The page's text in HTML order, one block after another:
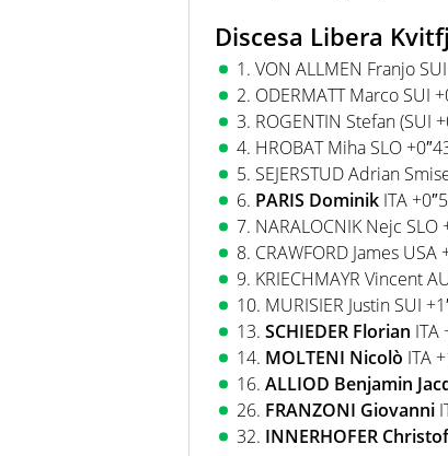
Discesa Libera
1. VON ALLMEN Franjo SUI
2. ODERMATT Marco SUI
3. ROGENTIN Stefan (SUI
4. HROBAT Miha SLO
5. SEJERSTUD Adrian
6. PARIS Dominik ITA
7. NARALOCNIK Nejc SLO
8. CRAWFORD James USA
9. KRIECHMAYR Vincent
10. MURISIER Justin SUI
13. SCHIEDER Florian ITA
14. MOLTENI Nicolò ITA
16. ALLIOD Benjamin
26. FRANZONI Giovanni
32. INNERHOFER